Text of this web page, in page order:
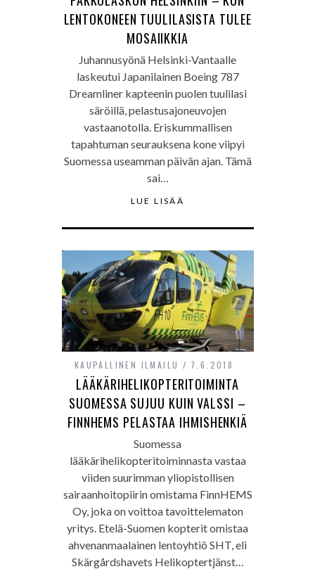
LENTOKONEEN TUULILASISTA TULEE
MOSAIIKKIA
Juhannusyönä Helsinki-Vantaalle
laskeutui Japanilainen Boeing 787
Dreamliner kapteenin puolen tuulilasi
säröillä, pelastusajoneuvojen
vastaanotolla. Eriskummallisen
tapahtuman seurauksena kone viipyi
Suomessa useamman päivän ajan. Tämä
sai…
LUE LISÄÄ
KAUPALLINEN ILMAILU 7.6.2018
LÄÄKÄRIHELIKOPTERITOIMINTA
SUOMESSA SUJUU KUIN VALSSI –
FINNHEMS PELASTAA IHMISHENKIÄ
Suomessa
lääkärihelikopteritoiminnasta vastaa
viiden suurimman yliopistollisen
sairaanhoitopiirin omistama FinnHEMS
Oy, joka on voittoa tavoittelematon
yritys. Etelä-Suomen kopterit omistaa
ahvenanmaalainen lentoyhtiö SHT, eli
Skärgårdshavets Helikoptertjänst…